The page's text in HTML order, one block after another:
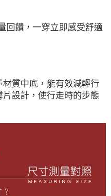
回饋，一穿立即感受舒適
質中底，能有效減輕行
設計，使行走時的步態